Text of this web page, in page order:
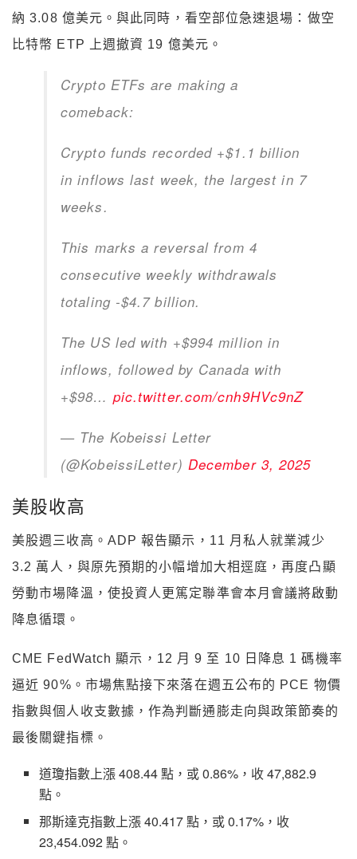
納 3.08 億美元。與此同時，看空部位急速退場：做空
比特幣 ETP 上週撤資 19 億美元。
Crypto ETFs are making a
comeback:
Crypto funds recorded +$1.1 billion
in inflows last week, the largest in 7
weeks.
This marks a reversal from 4
consecutive weekly withdrawals
totaling -$4.7 billion.
The US led with +$994 million in
inflows, followed by Canada with
+$98… pic.twitter.com/cnh9HVc9nZ
— The Kobeissi Letter
(@KobeissiLetter) December 3, 2025
美股收高
美股週三收高。ADP 報告顯示，11 月私人就業減少
3.2 萬人，與原先預期的小幅增加大相逕庭，再度凸顯
勞動市場降溫，使投資人更篤定聯準會本月會議將啟動
降息循環。
CME FedWatch 顯示，12 月 9 至 10 日降息 1 碼機率
逼近 90%。市場焦點接下來落在週五公布的 PCE 物價
指數與個人收支數據，作為判斷通膨走向與政策節奏的
最後關鍵指標。
道瓊指數上漲 408.44 點，或 0.86%，收 47,882.9
點。
那斯達克指數上漲 40.417 點，或 0.17%，收
23,454.092 點。